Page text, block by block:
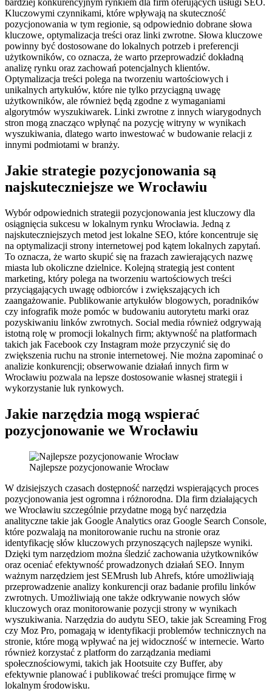
Kluczowymi czynnikami, które wpływają na skuteczność
pozycjonowania w tym regionie, są odpowiednio dobrane słowa
kluczowe, optymalizacja treści oraz linki zwrotne. Słowa kluczowe
powinny być dostosowane do lokalnych potrzeb i preferencji
użytkowników, co oznacza, że warto przeprowadzić dokładną
analizę rynku oraz zachowań potencjalnych klientów.
Optymalizacja treści polega na tworzeniu wartościowych i
unikalnych artykułów, które nie tylko przyciągną uwagę
użytkowników, ale również będą zgodne z wymaganiami
algorytmów wyszukiwarek. Linki zwrotne z innych wiarygodnych
stron mogą znacząco wpłynąć na pozycję witryny w wynikach
wyszukiwania, dlatego warto inwestować w budowanie relacji z
innymi podmiotami w branży.
Jakie strategie pozycjonowania są
najskuteczniejsze we Wrocławiu
Wybór odpowiednich strategii pozycjonowania jest kluczowy dla
osiągnięcia sukcesu w lokalnym rynku Wrocławia. Jedną z
najskuteczniejszych metod jest lokalne SEO, które koncentruje się
na optymalizacji strony internetowej pod kątem lokalnych zapytań.
To oznacza, że warto skupić się na frazach zawierających nazwę
miasta lub okoliczne dzielnice. Kolejną strategią jest content
marketing, który polega na tworzeniu wartościowych treści
przyciągających uwagę odbiorców i zwiększających ich
zaangażowanie. Publikowanie artykułów blogowych, poradników
czy infografik może pomóc w budowaniu autorytetu marki oraz
pozyskiwaniu linków zwrotnych. Social media również odgrywają
istotną rolę w promocji lokalnych firm; aktywność na platformach
takich jak Facebook czy Instagram może przyczynić się do
zwiększenia ruchu na stronie internetowej. Nie można zapominać o
analizie konkurencji; obserwowanie działań innych firm w
Wrocławiu pozwala na lepsze dostosowanie własnej strategii i
wykorzystanie luk rynkowych.
Jakie narzędzia mogą wspierać
pozycjonowanie we Wrocławiu
Najlepsze pozycjonowanie Wrocław
W dzisiejszych czasach dostępność narzędzi wspierających proces
pozycjonowania jest ogromna i różnorodna. Dla firm działających
we Wrocławiu szczególnie przydatne mogą być narzędzia
analityczne takie jak Google Analytics oraz Google Search Console,
które pozwalają na monitorowanie ruchu na stronie oraz
identyfikację słów kluczowych przynoszących najlepsze wyniki.
Dzięki tym narzędziom można śledzić zachowania użytkowników
oraz oceniać efektywność prowadzonych działań SEO. Innym
ważnym narzędziem jest SEMrush lub Ahrefs, które umożliwiają
przeprowadzenie analizy konkurencji oraz badanie profilu linków
zwrotnych. Umożliwiają one także odkrywanie nowych słów
kluczowych oraz monitorowanie pozycji strony w wynikach
wyszukiwania. Narzędzia do audytu SEO, takie jak Screaming Frog
czy Moz Pro, pomagają w identyfikacji problemów technicznych na
stronie, które mogą wpływać na jej widoczność w internecie. Warto
również korzystać z platform do zarządzania mediami
społecznościowymi, takich jak Hootsuite czy Buffer, aby
efektywnie planować i publikować treści promujące firmę w
lokalnym środowisku.